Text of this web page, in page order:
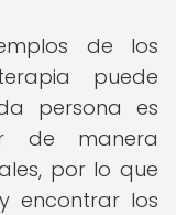
de los
puede
persona es
de manera
por lo que
encontrar los